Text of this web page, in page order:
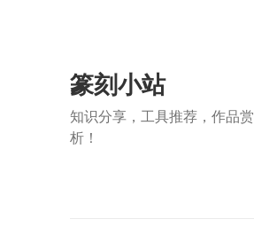
篆刻小站
知识分享，工具推荐，作品赏
析！